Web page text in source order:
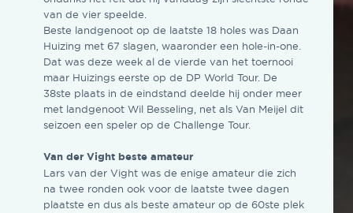
van de vier speelde.
Beste landgenoot op de laatste 18 holes was Daan
Huizing met 67 slagen, waaronder een hole-in-one.
Dat was deze week al de vierde van het toernooi
maar Huizings eerste op de DP World Tour. De
38ste plaats in de eindstand deelde hij onder meer
met landgenoot Wil Besseling, net als Van Meijel dit
seizoen een speler op de Challenge Tour.
Van der Vight beste amateur
Lars van der Vight was de enige amateur die zich
na twee ronden ook voor de laatste twee dagen
plaatste en dus als beste amateur op de 60ste plek